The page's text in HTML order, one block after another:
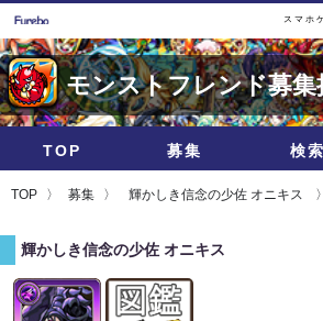
スマホ
モンストフレンド募集
TOP 募集 検索
TOP 募集 輝かしき信念の少佐 オニキス
輝かしき信念の少佐 オニキス